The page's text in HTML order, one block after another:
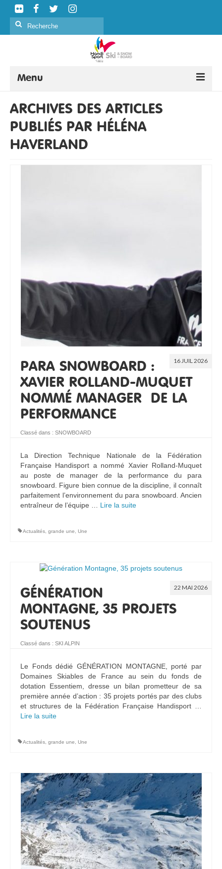
Rechercher
Menu
SKI ALPIN
SKI NORDIQUE
SNOWBOARD
CURLING
ARCHIVES DES ARTICLES
PUBLIÉS PAR HÉLÉNA
HAVERLAND
16 JUIL 2026
PARA SNOWBOARD :
XAVIER ROLLAND-MUQUET
NOMMÉ MANAGER DE LA
PERFORMANCE
Classé dans : SNOWBOARD
La Direction Technique Nationale de la Fédération
Française Handisport a nommé Xavier Rolland-Muquet
au poste de manager de la performance du para
snowboard. Figure bien connue de la discipline, il connaît
parfaitement l’environnement du para snowboard. Ancien
entraîneur de l’équipe … Lire la suite­­
Actualités, grande une, Une
22 MAI 2026
GÉNÉRATION
MONTAGNE, 35 PROJETS
SOUTENUS
Classé dans : SKI ALPIN
Le Fonds dédié GÉNÉRATION MONTAGNE, porté par
Domaines Skiables de France au sein du fonds de
dotation Essentiem, dresse un bilan prometteur de sa
première année d’action : 35 projets portés par des clubs
et structures de la Fédération Française Handisport …
Lire la suite­­
Actualités grande une Une